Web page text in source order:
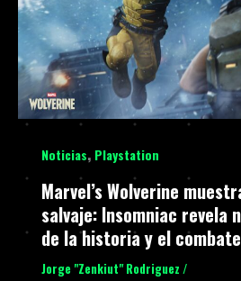
Noticias, Playstation
Marvel’s Wolverine
salvaje: Insomniac revela
de la historia y el combate
Jorge "Zenkiut" Rodriguez /